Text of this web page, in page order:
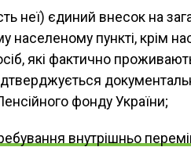
неї) єдиний внесок на
населеному пункті, крім
які фактично
фонду України;
внутрішньо